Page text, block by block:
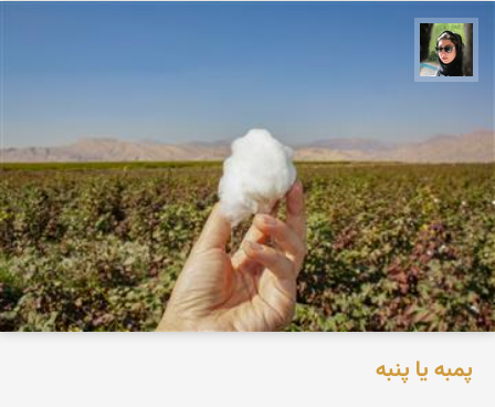
پمبه یا پنبه